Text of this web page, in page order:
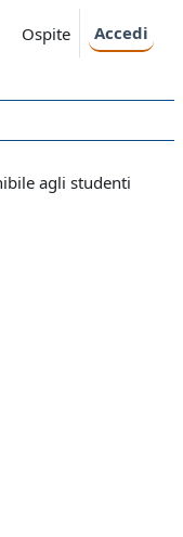
Ospite Accedi
agli studenti